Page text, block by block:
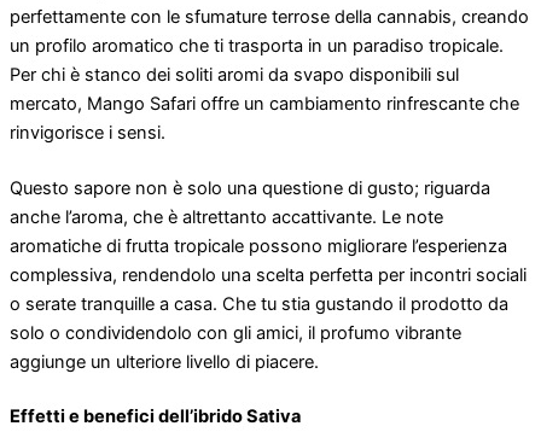
perfettamente con le sfumature terrose della cannabis, creando
un profilo aromatico che ti trasporta in un paradiso tropicale.
Per chi è stanco dei soliti aromi da svapo disponibili sul
mercato, Mango Safari offre un cambiamento rinfrescante che
rinvigorisce i sensi.
Questo sapore non è solo una questione di gusto; riguarda
anche l’aroma, che è altrettanto accattivante. Le note
aromatiche di frutta tropicale possono migliorare l’esperienza
complessiva, rendendolo una scelta perfetta per incontri sociali
o serate tranquille a casa. Che tu stia gustando il prodotto da
solo o condividendolo con gli amici, il profumo vibrante
aggiunge un ulteriore livello di piacere.
Effetti e benefici dell’ibrido Sativa